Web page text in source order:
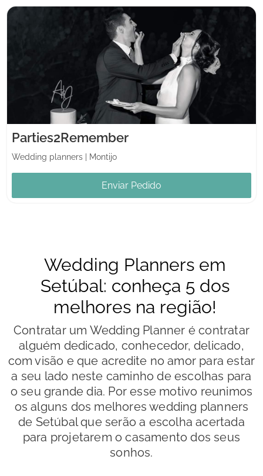
Parties2Remember
Wedding planners Montijo
Enviar Pedido
Wedding Planners em
Setúbal: conheça 5 dos
melhores na região!
Contratar um Wedding Planner é contratar
alguém dedicado, conhecedor, delicado,
com visão e que acredite no amor para estar
a seu lado neste caminho de escolhas para
o seu grande dia. Por esse motivo reunimos
os alguns dos melhores wedding planners
de Setúbal que serão a escolha acertada
para projetarem o casamento dos seus
sonhos.